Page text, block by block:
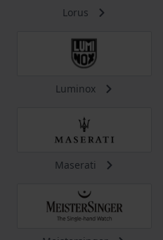
Lorus
Luminox
Maserati